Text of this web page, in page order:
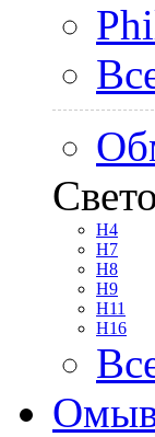
H4
H7
H8
H9
H11
H16